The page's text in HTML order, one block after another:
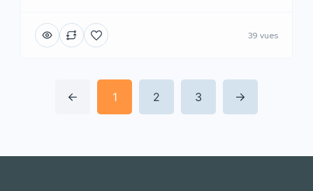
39 vues
1 2 3